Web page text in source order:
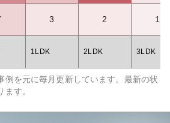
3 2 1
1LDK 2LDK 3LDK
例を元に毎月更新しています。最新の状
す。